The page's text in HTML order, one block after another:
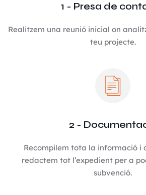
1 - Presa de
Realitzem una reunió inicial on
teu projecte.
2 -
Recompilem tota la informació i
redactem tot l’expedient per a
subvenció.